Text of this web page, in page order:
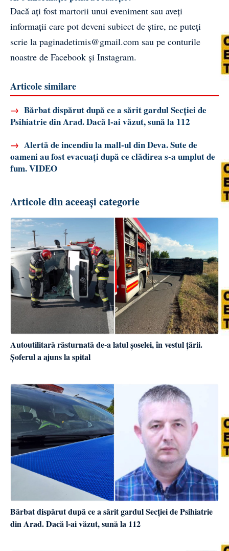
Dacă ați fost martorii unui eveniment sau aveți
informații care pot deveni subiect de știre, ne puteți
scrie la paginadetimis@gmail.com sau pe conturile
noastre de Facebook și Instagram.
Articole similare
→ Bărbat dispărut după ce a sărit gardul Secției de
Psihiatrie din Arad. Dacă l-ai văzut, sună la 112
→ Alertă de incendiu la mall-ul din Deva. Sute de
oameni au fost evacuați după ce clădirea s-a umplut de
fum. VIDEO
Articole din aceeași categorie
Autoutilitară răsturnată de-a latul șoselei, în vestul țării.
Șoferul a ajuns la spital
Bărbat dispărut după ce a sărit gardul Secției de Psihiatrie
din Arad. Dacă l-ai văzut, sună la 112